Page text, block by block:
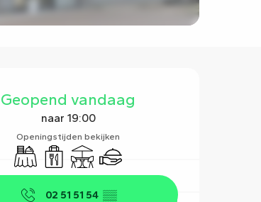
Geopend vandaag
naar 19:00
Openingstijden bekijken
BanketAfhaalmaaltijden
Terras Traiteur
02 51 51 54 ▒▒